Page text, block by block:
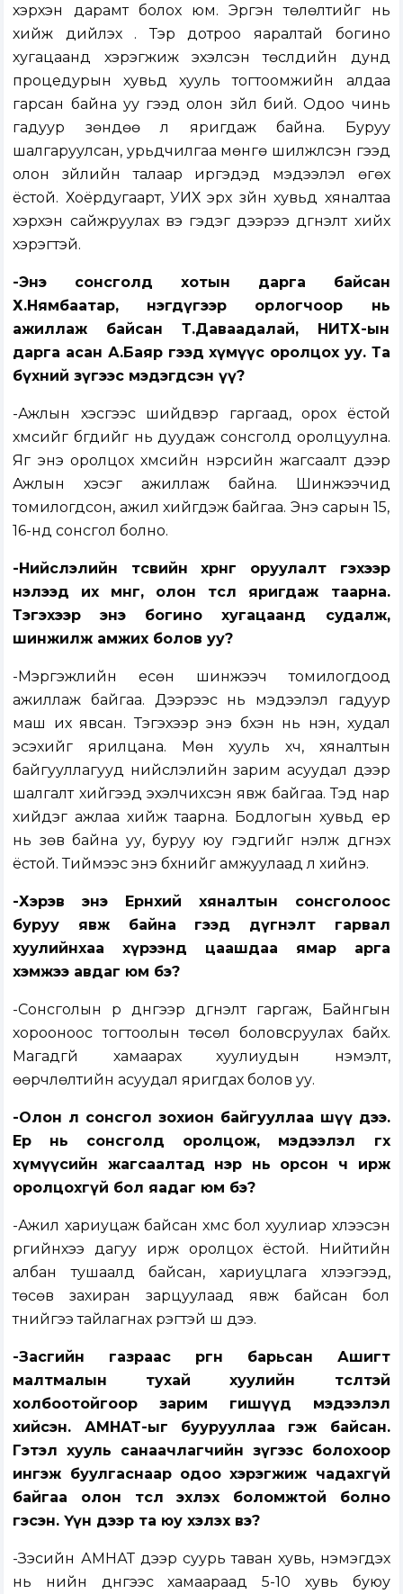
хэрхэн дарамт болох юм. Эргэн төлөлтийг нь
хийж дийлэх үү. Тэр дотроо яаралтай богино
хугацаанд хэрэгжиж эхэлсэн төслүүдийн дунд
процедурын хувьд хууль тогтоомжийн алдаа
гарсан байна уу гээд олон зүйл бий. Одоо чинь
гадуур зөндөө л яригдаж байна. Буруу
шалгаруулсан, урьдчилгаа мөнгө шилжүүлсэн гээд
олон зүйлийн талаар иргэдэд мэдээлэл өгөх
ёстой. Хоёрдугаарт, УИХ эрх зүйн хувьд хяналтаа
хэрхэн сайжруулах вэ гэдэг дээрээ дүгнэлт хийх
хэрэгтэй.
-Энэ сонсголд хотын дарга байсан
Х.Нямбаатар, нэгдүгээр орлогчоор нь
ажиллаж байсан Т.Даваадалай, НИТХ-ын
дарга асан А.Баяр гээд хүмүүс оролцох уу. Та
бүхний зүгээс мэдэгдсэн үү?
-Ажлын хэсгээс шийдвэр гаргаад, орох ёстой
хүмүүсийг бүгдийг нь дуудаж сонсголд оролцуулна.
Яг энэ оролцох хүмүүсийн нэрсийн жагсаалт дээр
Ажлын хэсэг ажиллаж байна. Шинжээчид
томилогдсон, ажил хийгдэж байгаа. Энэ сарын 15,
16-нд сонсгол болно.
-Нийслэлийн төсвийн хөрөнгө оруулалт гэхээр
нэлээд их мөнгө, олон төсөл яригдаж таарна.
Тэгэхээр энэ богино хугацаанд судалж,
шинжилж амжих болов уу?
-Мэргэжлийн есөн шинжээч томилогдоод
ажиллаж байгаа. Дээрээс нь мэдээлэл гадуур
маш их явсан. Тэгэхээр энэ бүхэн нь үнэн, худал
эсэхийг ярилцана. Мөн хууль хүч, хяналтын
байгууллагууд нийслэлийн зарим асуудал дээр
шалгалт хийгээд эхэлчихсэн явж байгаа. Тэд нар
хийдэг ажлаа хийж таарна. Бодлогын хувьд ер
нь зөв байна уу, буруу юу гэдгийг үнэлж дүгнэх
ёстой. Тиймээс энэ бүхнийг амжуулаад л хийнэ.
-Хэрэв энэ Ерөнхий хяналтын сонсголоос
буруу явж байна гээд дүгнэлт гарвал
хуулийнхаа хүрээнд цаашдаа ямар арга
хэмжээ авдаг юм бэ?
-Сонсголын үр дүнгээр дүгнэлт гаргаж, Байнгын
хорооноос тогтоолын төсөл боловсруулах байх.
Магадгүй хамаарах хуулиудын нэмэлт,
өөрчлөлтийн асуудал яригдах болов уу.
-Олон л сонсгол зохион байгууллаа шүү дээ.
Ер нь сонсголд оролцож, мэдээлэл өгөх
хүмүүсийн жагсаалтад нэр нь орсон ч ирж
оролцохгүй бол яадаг юм бэ?
-Ажил хариуцаж байсан хүмүүс бол хуулиар хүлээсэн
үүргийнхээ дагуу ирж оролцох ёстой. Нийтийн
албан тушаалд байсан, хариуцлага хүлээгээд,
төсөв захиран зарцуулаад явж байсан бол
түүнийгээ тайлагнах үүрэгтэй шүү дээ.
-Засгийн газраас өргөн барьсан Ашигт
малтмалын тухай хуулийн төсөлтэй
холбоотойгоор зарим гишүүд мэдээлэл
хийсэн. АМНАТ-ыг буурууллаа гэж байсан.
Гэтэл хууль санаачлагчийн зүгээс болохоор
ингэж буулгаснаар одоо хэрэгжиж чадахгүй
байгаа олон төсөл эхлэх боломжтой болно
гэсэн. Үүн дээр та юу хэлэх вэ?
-Зэсийн АМНАТ дээр суурь таван хувь, нэмэгдэх
нь үнийн дүнгээс хамаараад 5-10 хувь буюу